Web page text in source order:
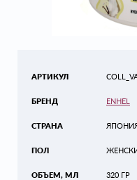
АРТИКУЛ
БРЕНД
СТРАНА
ПОЛ
ОБЪЕМ, МЛ
ENHEL
320 ГР